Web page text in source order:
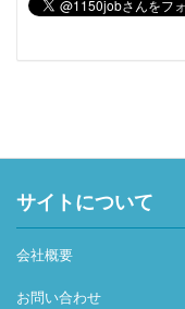
サイトについて
会社概要
お問い合わせ